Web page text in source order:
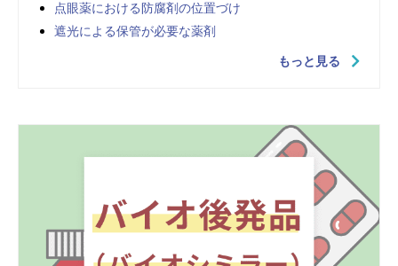
点眼薬における防腐剤の位置づけ
遮光による保管が必要な薬剤
もっと見る